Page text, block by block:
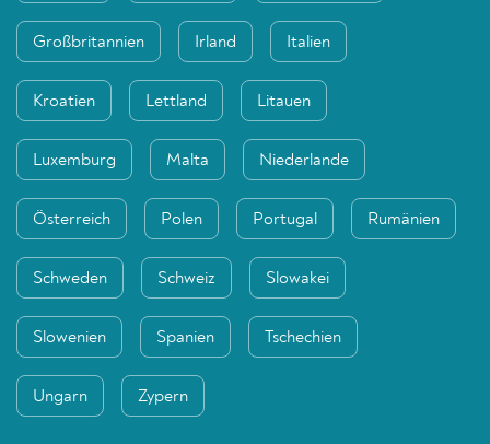
Großbritannien Irland Italien
Kroatien Lettland Litauen
Luxemburg Malta Niederlande
Österreich Polen Portugal Rumänien
Schweden Schweiz Slowakei
Slowenien Spanien Tschechien
Ungarn Zypern